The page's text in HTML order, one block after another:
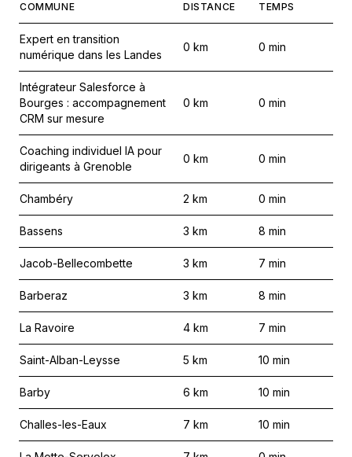
COMMUNE DISTANCE TEMPS
Expert en transition
numérique dans les Landes
0 km 0 min
Intégrateur Salesforce à
Bourges : accompagnement
CRM sur mesure
0 km 0 min
Coaching individuel IA pour
dirigeants à Grenoble
0 km 0 min
Chambéry 2 km 0 min
Bassens 3 km 8 min
Jacob-Bellecombette 3 km 7 min
Barberaz 3 km 8 min
La Ravoire 4 km 7 min
Saint-Alban-Leysse 5 km 10 min
Barby 6 km 10 min
Challes-les-Eaux 7 km 10 min